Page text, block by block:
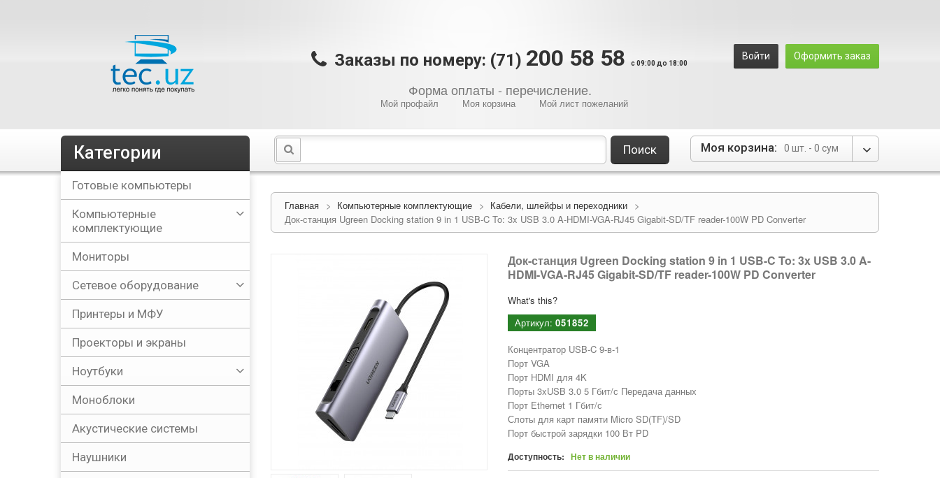
Войти Оформить заказ
Заказы по номеру: (71) 200 58 58 c 09:00 до 18:00
Форма оплаты - перечисление.
Мой профайл Моя корзина Мой лист пожеланий
Моя корзина: 0 шт. - 0 сум
Поиск
Главная > Компьютерные комплектующие > Кабели, шлейфы и переходники >
Док-станция Ugreen Docking station 9 in 1 USB-C To: 3x USB 3.0 A-HDMI-VGA-RJ45 Gigabit-SD/TF reader-100W PD Converter
Док-станция Ugreen Docking station 9 in 1 USB-C To: 3x USB 3.0 A-
HDMI-VGA-RJ45 Gigabit-SD/TF reader-100W PD Converter
What's this?
Артикул:051852
Концентратор USB-C 9-в-1
Порт VGA
Порт HDMI для 4K
Порты 3xUSB 3.0 5 Гбит/с Передача данных
Порт Ethernet 1 Гбит/с
Слоты для карт памяти Micro SD(TF)/SD
Порт быстрой зарядки 100 Вт PD
Доступность: Нет в наличии
Категории
Готовые компьютеры
Компьютерные
комплектующие
Мониторы
Сетевое оборудование
Принтеры и МФУ
Проекторы и экраны
Ноутбуки
Моноблоки
Акустические системы
Наушники